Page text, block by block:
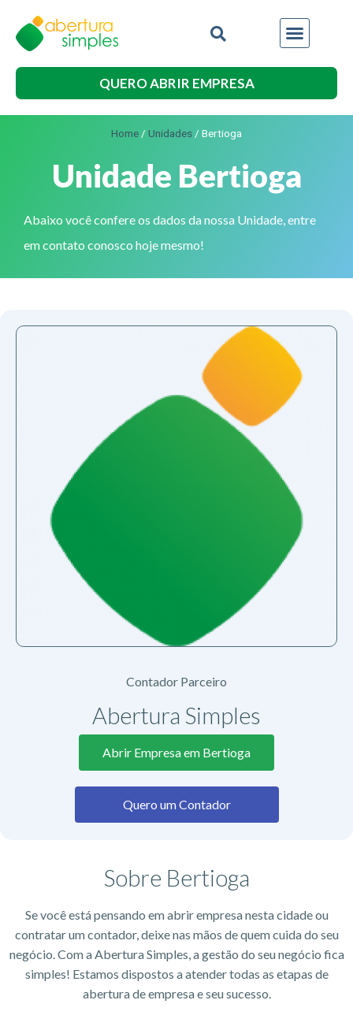
QUERO ABRIR EMPRESA
Home / Unidades / Bertioga
Unidade Bertioga
Abaixo você confere os dados da nossa Unidade, entre
em contato conosco hoje mesmo!
Contador Parceiro
Abertura Simples
Abrir Empresa em Bertioga
Quero um Contador
Sobre Bertioga
Se você está pensando em abrir empresa nesta cidade ou
contratar um contador, deixe nas mãos de quem cuida do seu
negócio. Com a Abertura Simples, a gestão do seu negócio fica
simples! Estamos dispostos a atender todas as etapas de
abertura de empresa e seu sucesso.